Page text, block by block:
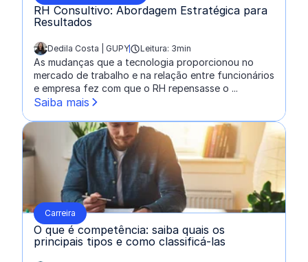
RH Consultivo: Abordagem Estratégica para
Resultados
escrito por:
Dedila Costa | GUPY Leitura: 3min
As mudanças que a tecnologia proporcionou no
mercado de trabalho e na relação entre funcionários
e empresa fez com que o RH repensasse o ...
Saiba mais
Carreira
O que é competência: saiba quais os
principais tipos e como classificá-las